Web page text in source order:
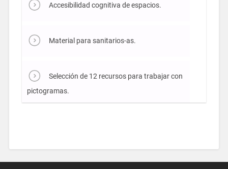
Accesibilidad cognitiva de espacios.
Material para sanitarios-as.
Selección de 12 recursos para trabajar con
pictogramas.